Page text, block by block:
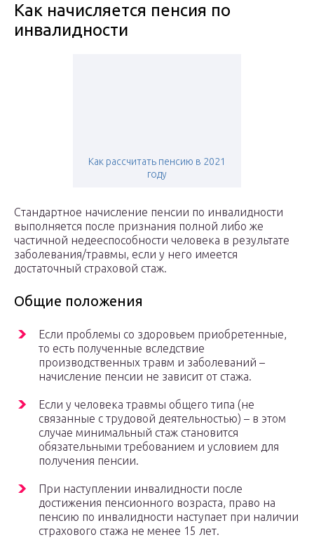
Как начисляется пенсия по
инвалидности
Как рассчитать пенсию в 2021
году
Стандартное начисление пенсии по инвалидности
выполняется после признания полной либо же
частичной недееспособности человека в результате
заболевания/травмы, если у него имеется
достаточный страховой стаж.
Общие положения
Если проблемы со здоровьем приобретенные,
то есть полученные вследствие
производственных травм и заболеваний –
начисление пенсии не зависит от стажа.
Если у человека травмы общего типа (не
связанные с трудовой деятельностью) – в этом
случае минимальный стаж становится
обязательными требованием и условием для
получения пенсии.
При наступлении инвалидности после
достижения пенсионного возраста, право на
пенсию по инвалидности наступает при наличии
страхового стажа не менее 15 лет.